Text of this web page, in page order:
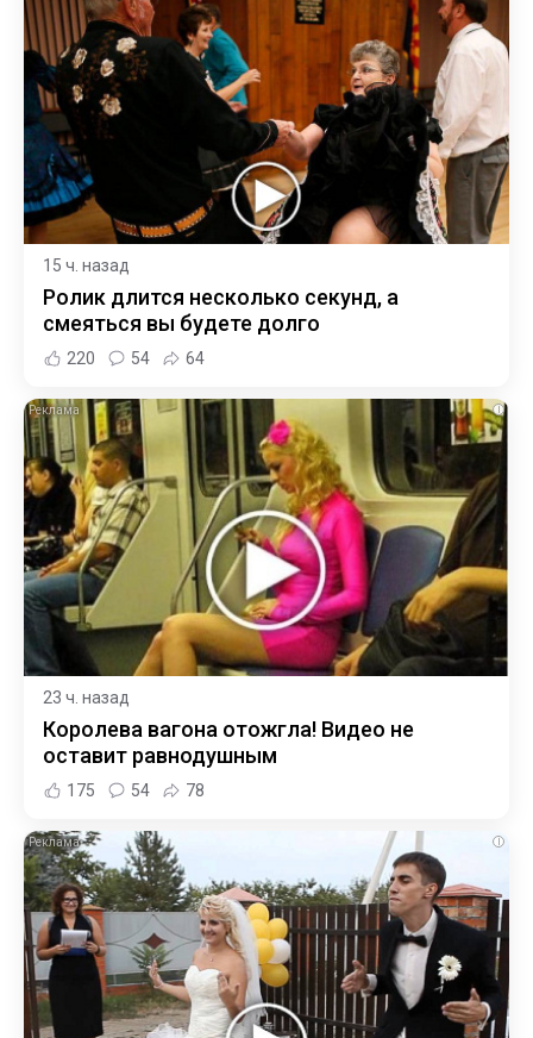
15 ч. назад
Ролик длится несколько секунд, а
смеяться вы будете долго
220 54 64
i
23 ч. назад
Королева вагона отожгла! Видео не
оставит равнодушным
175 54 78
i